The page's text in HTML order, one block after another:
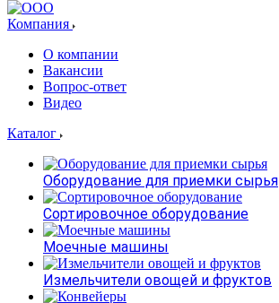
Компания
О компании
Вакансии
Вопрос-ответ
Видео
Каталог
Оборудование для приемки сырья
Сортировочное оборудование
Моечные машины
Измельчители овощей и фруктов